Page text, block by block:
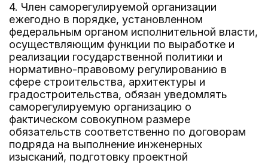
4. Член саморегулируемой организации
ежегодно в порядке, установленном
федеральным органом исполнительной власти,
осуществляющим функции по выработке и
реализации государственной политики и
нормативно-правовому регулированию в
сфере строительства, архитектуры и
градостроительства, обязан уведомлять
саморегулируемую организацию о
фактическом совокупном размере
обязательств соответственно по договорам
подряда на выполнение инженерных
изысканий, подготовку проектной